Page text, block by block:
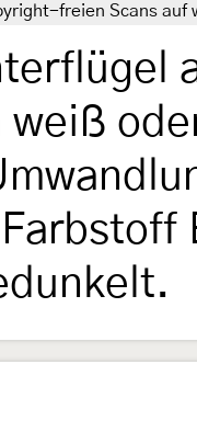
freien Scans
weiß